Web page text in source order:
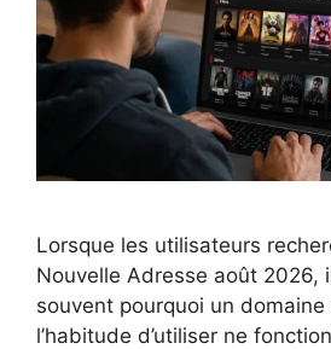
Lorsque les utilisateurs
Nouvelle Adresse août 2026,
souvent pourquoi un domaine
l’habitude d’utiliser ne